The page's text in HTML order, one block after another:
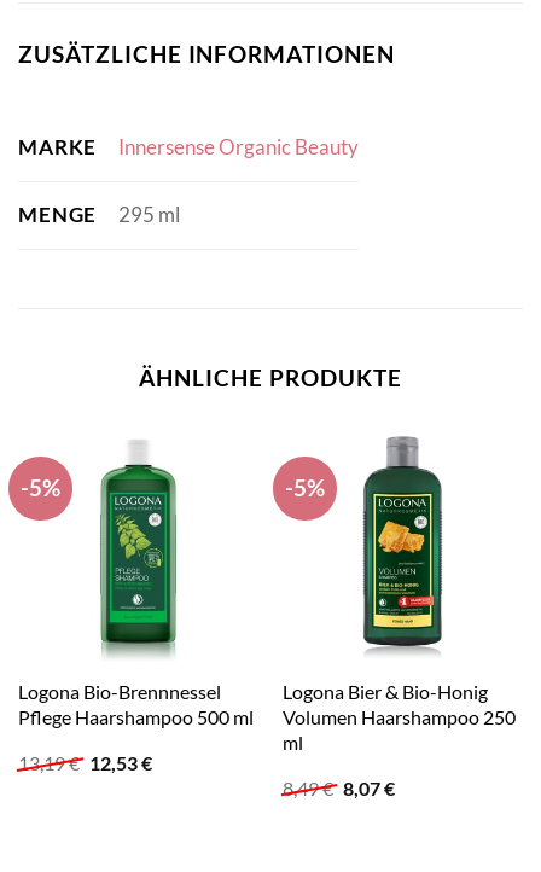
ZUSÄTZLICHE INFORMATIONEN
MARKE Innersense Organic Beauty
MENGE 295 ml
ÄHNLICHE PRODUKTE
-5%
Logona Bio-Brennnessel
Pflege Haarshampoo 500 ml
13,19€ Ursprünglicher
Preis
12,53€Aktueller
-5%
Logona Bier & Bio-Honig
Volumen Haarshampoo 250
ml
8,49€ Ursprünglicher
Preis
8,07€Aktueller